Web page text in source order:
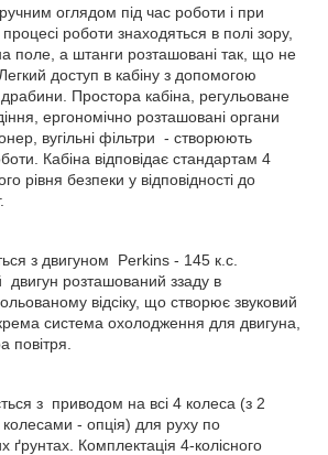
оглядом під час роботи і при
роботи знаходяться в полі зору,
поле, а штанги розташовані так, що не
доступ в кабіну з допомогою
драбини. Простора кабіна, регульоване
ергономічно розташовані органи
вугільні фільтри - створюють
Кабіна відповідає стандартам 4
рівня безпеки у відповідності до
з двигуном Perkins - 145 к.с.
двигун розташований ззаду в
відсіку, що створює звуковий
система охолодження для двигуна,
повітря.
з приводом на всі 4 колеса (з 2
- опція) для руху по
ґрунтах. Комплектація 4-колісного